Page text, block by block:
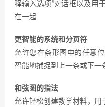
释输入选项”对话框以及用
在一起
更智能的系统和分页符
允许您在条形图中的任意
智能地捕捉到上一条或下一
和弦图的指法
允许轻松创建教学材料，用